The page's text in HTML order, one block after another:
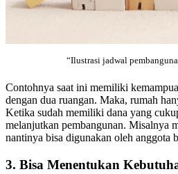
“Ilustrasi jadwal
Contohnya saat ini memiliki
dengan dua ruangan. Maka, rumah
Ketika sudah memiliki dana yang
melanjutkan pembangunan. Misalnya
nantinya bisa digunakan oleh anggota
3. Bisa Menentukan